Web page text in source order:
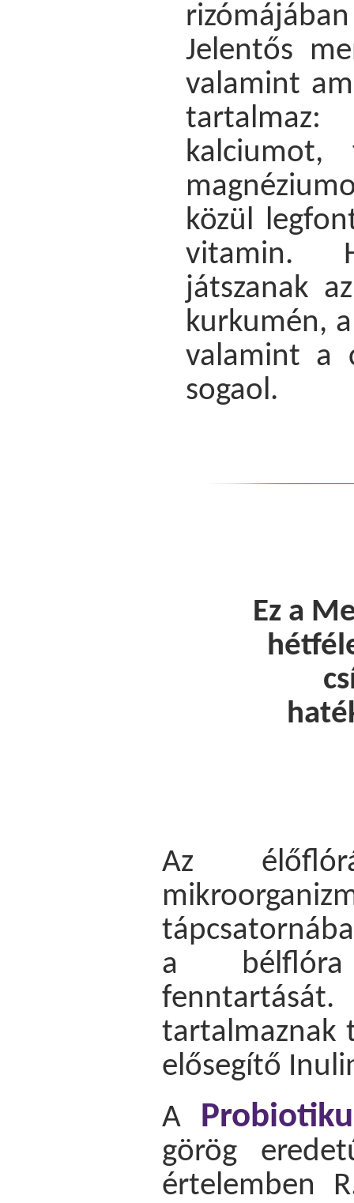
Jelentős
valamint
tartalmaz:
kalciumot,
közül
vitamin.
játszanak
kurkumén,
valamint a
sogaol.
Ez a
Az
a bélflóra
fenntartását.
tartalmaznak
elősegítő
A
görög
értelemben